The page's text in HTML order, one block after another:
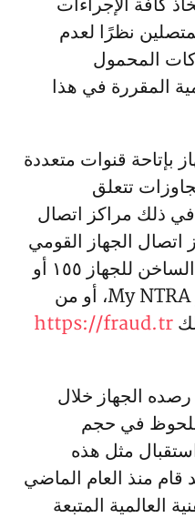
كافة الإجراءات
نظرًا لعدم
المحمول
المقررة في هذا
بإتاحة قنوات متعددة
تتعلق
في ذلك مراكز اتصال
الجهاز القومي
لتنظيم الاتصالات أو الخط الساخن للجهاز ١٥٥ أو
التطبيق الإلكتروني للجهاز My NTRA، أو من
https://fraud.tr
رصده الجهاز خلال
ملحوظ في حجم
مثل هذه
قام منذ العام الماضي
العالمية المتبعة